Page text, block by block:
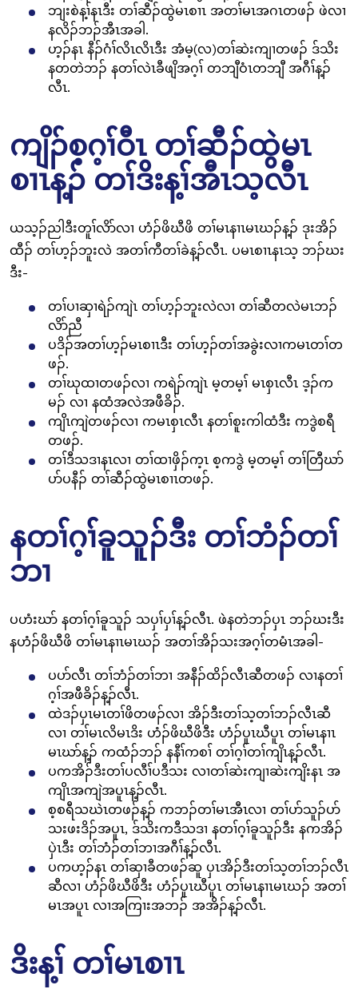
ဘျးစဲန့ၢ်နၤဒီး တၢ်ဆီၣ်ထွဲမၤစၢၤ အတၢ်မၤအဂၤတဖၣ် ဖဲလၢ
နလိၣ်ဘၣ်အီၤအခါ.
ဟ့ၣ်နၤ နီၣ်ဂံၢ်လိၤလိၤဒီး အံမ့(လ)တၢ်ဆဲးကျၢတဖၣ် ဒ်သိး
နတတဲဘၣ် နတၢ်လဲၤခီဖျိအဂ့ၢ် တဘျီဝံၤတဘျီ အဂီၢ်န့ၣ်
လီၤ.
ကျိၣ်စ့ဂ့ၢ်ဝီၤ တၢ်ဆီၣ်ထွဲမၤ
စၢၤန့ၣ် တၢ်ဒိးန့ၢ်အီၤသ့လီၤ
ယသ့ၣ်ညါဒီးတူၢ်လိာ်လၢ ဟံၣ်ဖိဃီဖိ တၢ်မၤနၢၤမၤဃၣ်န့ၣ် ဒုးအိၣ်
ထီၣ် တၢ်ဟ့ၣ်ဘူးလဲ အတၢ်ကီတၢ်ခဲန့ၣ်လီၤ. ပမၤစၢၤနၤသ့ ဘၣ်ဃး
ဒီး-
တၢ်ပၢဆှၢရဲၣ်ကျဲၤ တၢ်ဟ့ၣ်ဘူးလဲလၢ တၢ်ဆီတလဲမၤဘၣ်
လိာ်ညီ
ပဒိၣ်အတၢ်ဟ့ၣ်မၤစၢၤဒီး တၢ်ဟ့ၣ်တၢ်အခွဲးလၢကမၤတၢ်တ
ဖၣ်.
တၢ်ဃုထၢတဖၣ်လၢ ကရဲၣ်ကျဲၤ မ့တမ့ၢ် မၤစှၤလီၤ ဒ့ၣ်က
မၣ် လၢ နထံအလဲအဖီခိၣ်.
ကျိၤကျဲတဖၣ်လၢ ကမၤစှၤလီၤ နတၢ်စူးကါထံဒီး ကဒွဲစရီ
တဖၣ်.
တၢ်ဒီသဒၢနၤလၢ တၢ်ထၢဖှိၣ်က့ၤ စ့ကဒွဲ မ့တမ့ၢ် တၢ်တြီဃာ်
ပာ်ပနီၣ် တၢ်ဆီၣ်ထွဲမၤစၢၤတဖၣ်.
နတၢ်ဂ့ၢ်ခူသူၣ်ဒီး တၢ်ဘံၣ်တၢ်
ဘၢ
ပဟံးဃာ် နတၢ်ဂ့ၢ်ခူသူၣ် သပှၢ်ပှၢ်န့ၣ်လီၤ. ဖဲနတဲဘၣ်ပှၤ ဘၣ်ဃးဒီး
နဟံၣ်ဖိဃီဖိ တၢ်မၤနၢၤမၤဃၣ် အတၢ်အိၣ်သးအဂ့ၢ်တမံၤအခါ-
ပပာ်လီၤ တၢ်ဘံၣ်တၢ်ဘၢ အနီၣ်ထိၣ်လီၤဆီတဖၣ် လၢနတၢ်
ဂ့ၢ်အဖီခိၣ်န့ၣ်လီၤ.
ထဲဒၣ်ပှၤမၤတၢ်ဖိတဖၣ်လၢ အိၣ်ဒီးတၢ်သ့တၢ်ဘၣ်လီၤဆီ
လၢ တၢ်မၤလိမၤဒိး ဟံၣ်ဖိဃီဖိဒီး ဟံၣ်ပူၤဃီပူၤ တၢ်မၤနၢၤ
မၤဃာ်န့ၣ် ကထံၣ်ဘၣ် နနီၢ်ကစၢ် တၢ်ဂ့ၢ်တၢ်ကျိၤန့ၣ်လီၤ.
ပကအိၣ်ဒီးတၢ်ပလီၢ်ပဒီသး လၢတၢ်ဆဲးကျၢဆဲးကျိးနၤ အ
ကျိၤအကျဲအပူၤန့ၣ်လီၤ.
စ့စရီသဃဲၤတဖၣ်န့ၣ် ကဘၣ်တၢ်မၤအီၤလၢ တၢ်ပာ်သူၣ်ပာ်
သးဖးဒိၣ်အပူၤ, ဒ်သိးကဒီသဒၢ နတၢ်ဂ့ၢ်ခူသူၣ်ဒီး နကအိၣ်
ပှဲၤဒီး တၢ်ဘံၣ်တၢ်ဘၢအဂီၢ်န့ၣ်လီၤ.
ပကဟ့ၣ်နၤ တၢ်ဆှၢခီတဖၣ်ဆူ ပှၤအိၣ်ဒီးတၢ်သ့တၢ်ဘၣ်လီၤ
ဆီလၢ ဟံၣ်ဖိဃီဖိဒီး ဟံၣ်ပူၤဃီပူၤ တၢ်မၤနၢၤမၤဃၣ် အတၢ်
မၤအပူၤ လၢအကြၢးအဘၣ် အအိၣ်န့ၣ်လီၤ.
ဒိးန့ၢ် တၢ်မၤစၢၤ